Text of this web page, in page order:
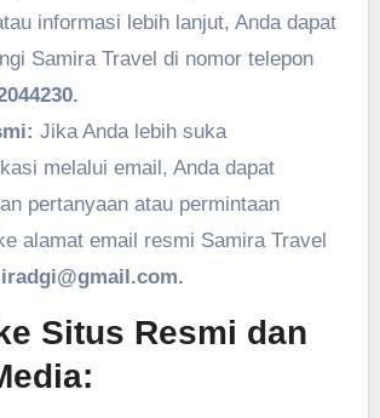
informasi lebih lanjut, Anda dapat
Samira Travel di nomor telepon
Jika Anda lebih suka
melalui email, Anda dapat
pertanyaan atau permintaan
alamat email resmi Samira Travel
Situs Resmi dan